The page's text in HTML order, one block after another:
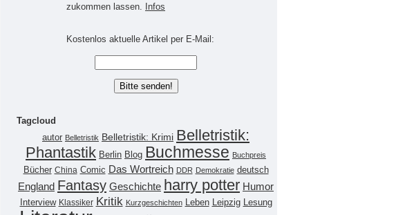
zukommen lassen.
Infos
Kostenlos aktuelle Artikel per E-Mail:
Tagcloud
autor Belletristik Belletristik: Krimi Belletristik:
Phantastik Berlin Blog Buchmesse Buchpreis
Bücher China Comic Das Wortreich DDR Demokratie deutsch
England Fantasy Geschichte harry potter Humor
Interview Klassiker Kritik Kurzgeschichten Leben Leipzig Lesung